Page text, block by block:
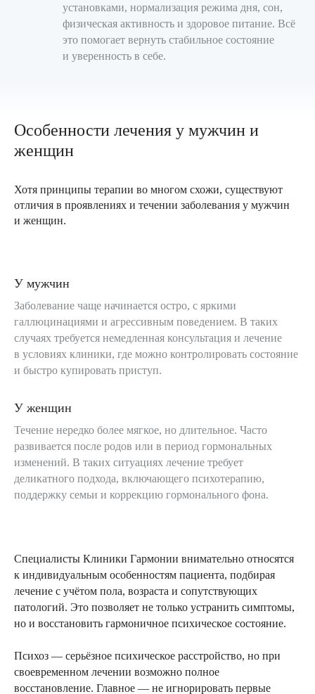
установками, нормализация режима дня, сон,
физическая активность и здоровое питание. Всё
это помогает вернуть стабильное состояние
и уверенность в себе.
Особенности лечения у мужчин и
женщин
Хотя принципы терапии во многом схожи, существуют
отличия в проявлениях и течении заболевания у мужчин
и женщин.
У мужчин
Заболевание чаще начинается остро, с яркими
галлюцинациями и агрессивным поведением. В таких
случаях требуется немедленная консультация и лечение
в условиях клиники, где можно контролировать состояние
и быстро купировать приступ.
У женщин
Течение нередко более мягкое, но длительное. Часто
развивается после родов или в период гормональных
изменений. В таких ситуациях лечение требует
деликатного подхода, включающего психотерапию,
поддержку семьи и коррекцию гормонального фона.
Специалисты Клиники Гармонии внимательно относятся
к индивидуальным особенностям пациента, подбирая
лечение с учётом пола, возраста и сопутствующих
патологий. Это позволяет не только устранить симптомы,
но и восстановить гармоничное психическое состояние.
Психоз — серьёзное психическое расстройство, но при
своевременном лечении возможно полное
восстановление. Главное — не игнорировать первые
Мы рядом, чтобы помочь вам
м. Новослободская
м. Менделеевская
2 минуты от метро
+ 7 (495) 999 50 03